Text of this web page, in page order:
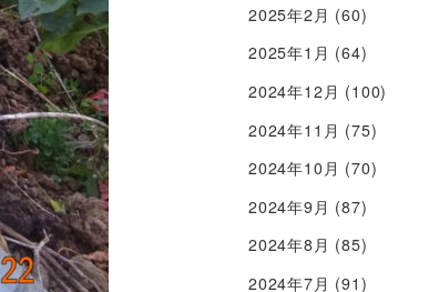
2025年2月 (60)
2025年1月 (64)
2024年12月 (100)
2024年11月 (75)
2024年10月 (70)
2024年9月 (87)
2024年8月 (85)
2024年7月 (91)